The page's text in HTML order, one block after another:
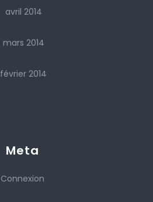
avril 2014
mars 2014
février 2014
Meta
Connexion